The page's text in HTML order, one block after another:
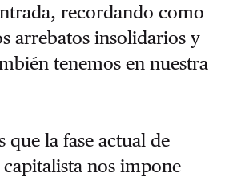
recordando como
arrebatos insolidarios y
tenemos en nuestra
que la fase actual de
nos impone